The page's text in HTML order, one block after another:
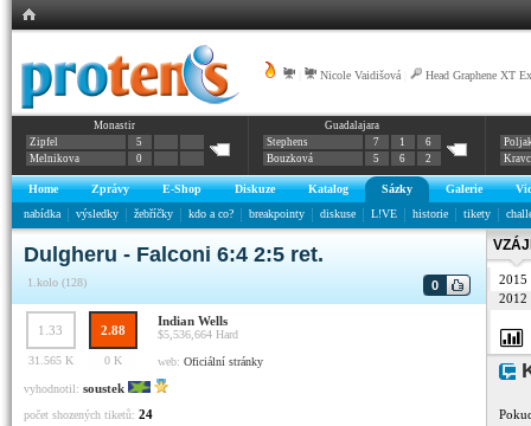
Nicole Vaidišová Head Graphene XT
Monastir
Zipfel
5
Melnikova
0
Guadalajara
Stephens
7 1
6
Bouzková
5 6 2
Home Zprávy E-Shop Diskuze Katalog Sázky Galerie
nabídka
výsledky žebříčky kdo a co? breakpointy diskuse L!VE historie tikety
Dulgheru - Falconi 6:4 2:5 ret.
1.kolo (128) 0
1.33 2.88
Indian Wells
$5,536,664 Hard
31.565 K
0 K web: Oficiální stránky
vyhodnotil: soustek
počet shozených tiketů: 24
2015
2012